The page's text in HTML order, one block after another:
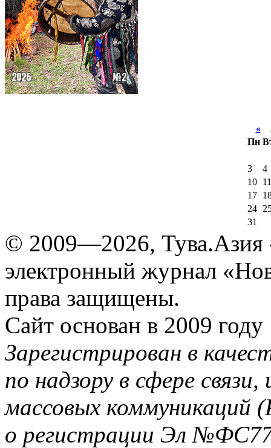
«
Пн
3
4
10
11
17
24
31
© 2009—2026, Тува.Азия
электронный журнал
права защищены.
Сайт основан в 2009 году
Зарегистрирован в
по надзору в сфере
массовых коммуникаций
о регистрации Эл